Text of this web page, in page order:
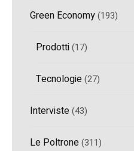
Green Economy(193)
Prodotti(17)
Tecnologie(27)
Interviste(43)
Le Poltrone(311)